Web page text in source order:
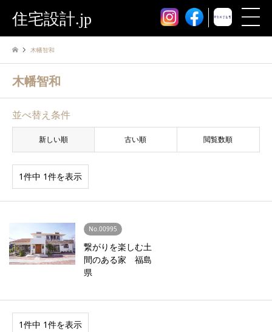
住宅設計.jp
木幡智和
木幡智和
並べ替え条件
新しい順 古い順 閲覧数順
1件中 1件を表示
No.00995
繋がりを楽しむ土
間のある家 福島
県
1件中 1件を表示